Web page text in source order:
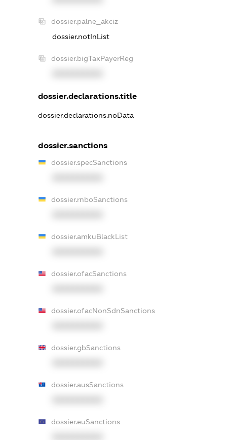
dossier.palne_akciz
dossier.notInList
dossier.bigTaxPayerReg
dossier.declarations.title
dossier.declarations.noData
dossier.sanctions
dossier.specSanctions
dossier.rnboSanctions
dossier.amkuBlackList
dossier.ofacSanctions
dossier.ofacNonSdnSanctions
dossier.gbSanctions
dossier.ausSanctions
dossier.euSanctions